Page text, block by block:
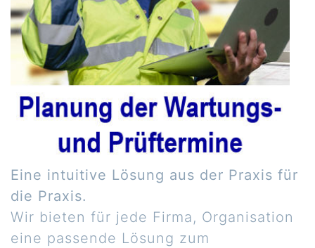
Eine intuitive Lösung aus der Praxis für
die Praxis.
Wir bieten für jede Firma, Organisation
eine passende Lösung zum